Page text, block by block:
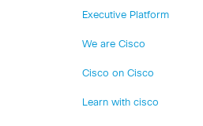
Executive Platform
We are Cisco
Cisco on Cisco
Learn with cisco